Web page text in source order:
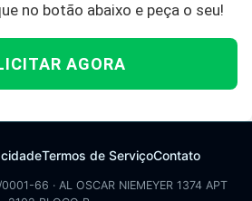
no botão abaixo e peça o seu!
AGORA
Termos de ServiçoContato
66 · AL OSCAR NIEMEYER 1374 APT